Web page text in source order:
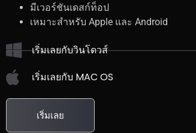
มีเวอร์ชันเดสก์ท็อป
เหมาะสำหรับ Apple และ Android
เริ่มเลยกับวินโดวส์
เริ่มเลยกับ MAC OS
เริ่มเลย